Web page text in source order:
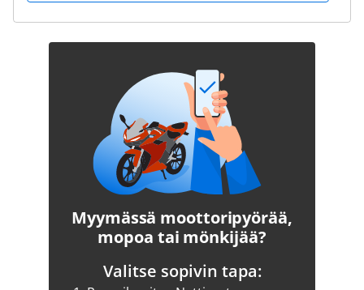
Myymässä moottoripyörää,
mopoa tai mönkijää?
Valitse sopivin tapa: